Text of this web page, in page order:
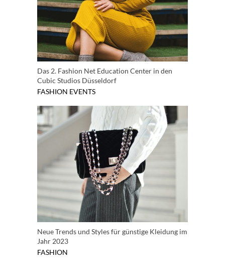
Das 2. Fashion Net Education Center in den
Cubic Studios Düsseldorf
FASHION EVENTS
Neue Trends und Styles für günstige Kleidung im
Jahr 2023
FASHION